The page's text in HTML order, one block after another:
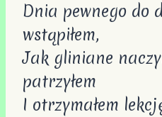
Dnia pewnego do
wstąpiłem,
Jak gliniane
patrzyłem
I otrzymałem